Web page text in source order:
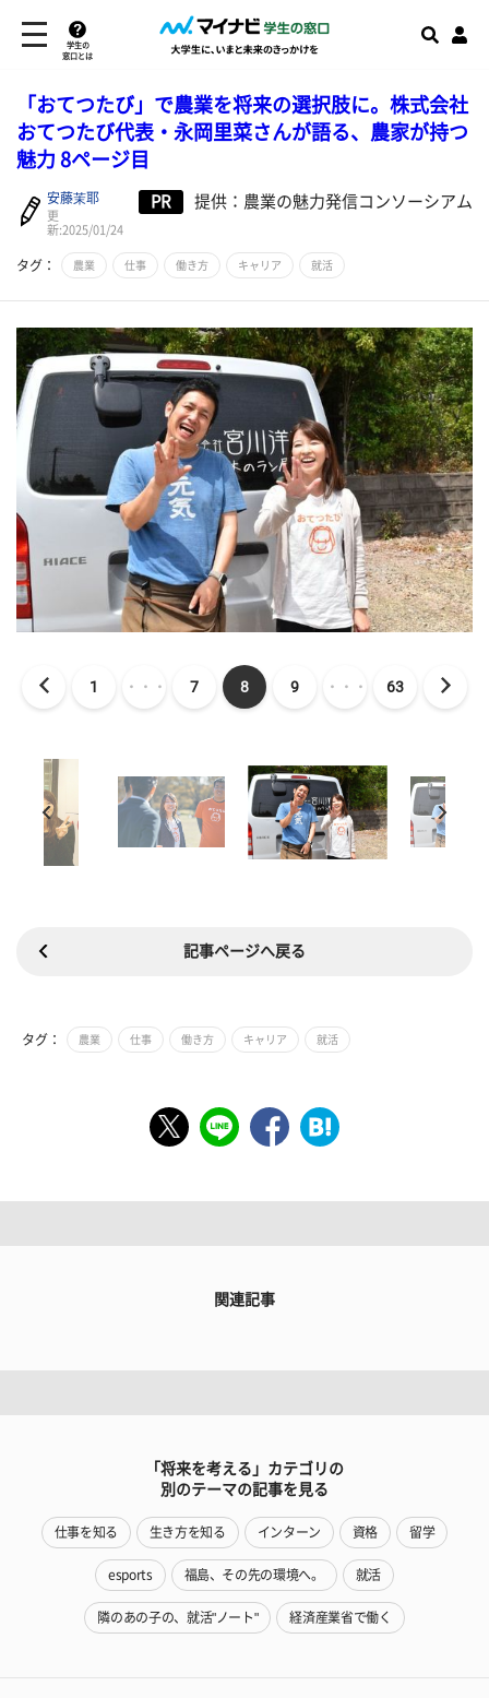
学生の
窓口とは
「おてつたび」で農業を将来の選択肢に。株式会社
おてつたび代表・永岡里菜さんが語る、農家が持つ
魅力 8ページ目
安藤茉耶
更
新:2025/01/24
PR 提供：農業の魅力発信コンソーシアム
タグ： 農業 仕事 働き方 キャリア 就活
1 ・・・ 7 8 9 ・・・ 63
記事ページへ戻る
タグ： 農業 仕事 働き方 キャリア 就活
関連記事
「将来を考える」カテゴリの
別のテーマの記事を見る
仕事を知る 生き方を知る インターン 資格 留学
esports 福島、その先の環境へ。 就活
隣のあの子の、就活"ノート" 経済産業省で働く